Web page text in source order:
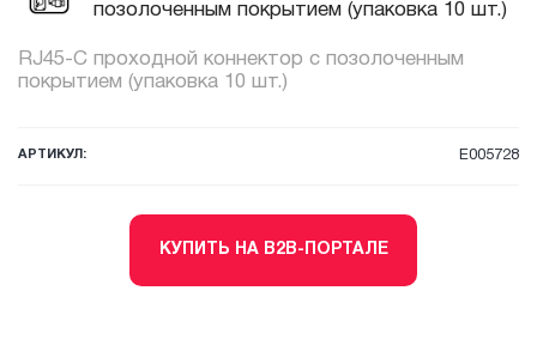
позолоченным покрытием (упаковка 10 шт.)
RJ45-C проходной коннектор с позолоченным
покрытием (упаковка 10 шт.)
АРТИКУЛ: E005728
КУПИТЬ НА B2B-ПОРТАЛЕ